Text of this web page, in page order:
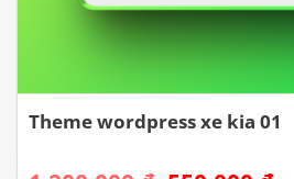
Theme wordpress xe kia 01